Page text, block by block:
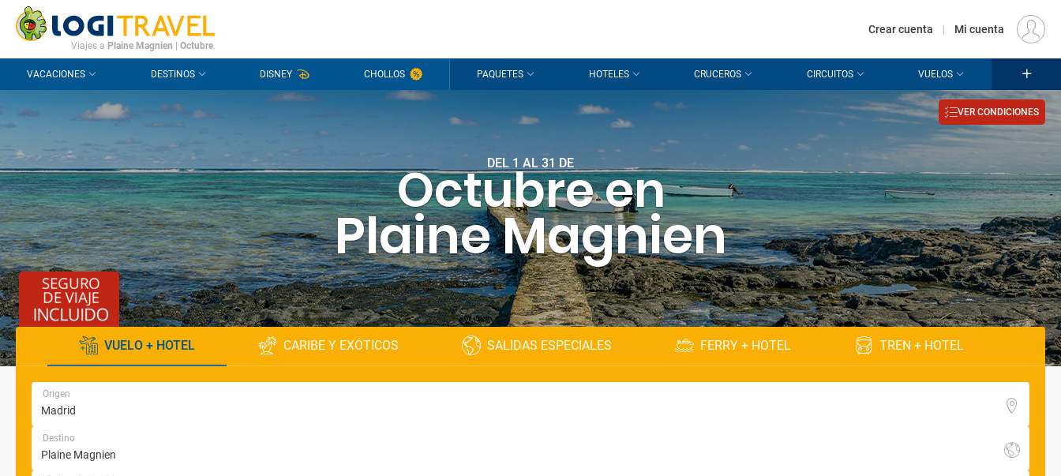
CONTACTO PREGUNTAS FRECUENTES EUR
Viajes a Plaine Magnien Octubre.
Crear cuenta | Mi cuenta
VACACIONES DESTINOS DISNEY CHOLLOS PAQUETES HOTELES CRUCEROS CIRCUITOS VUELOS
DEL 1 AL 31 DE
Octubre en
Plaine Magnien
VER CONDICIONES
VUELO + HOTEL CARIBE Y EXÓTICOS SALIDAS ESPECIALES FERRY + HOTEL TREN + HOTEL
Origen
Destino